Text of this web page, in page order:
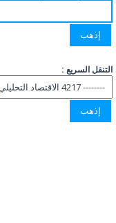
التنقل السريع :